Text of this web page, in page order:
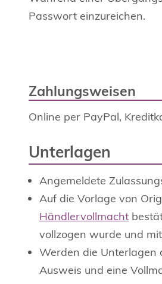
Passwort einzureichen.
Zahlungsweisen
Online per PayPal,
Unterlagen
Angemeldete
Auf die Vorlage von
Händlervollmacht
vollzogen wurde und
Werden die Unterlagen
Ausweis und eine